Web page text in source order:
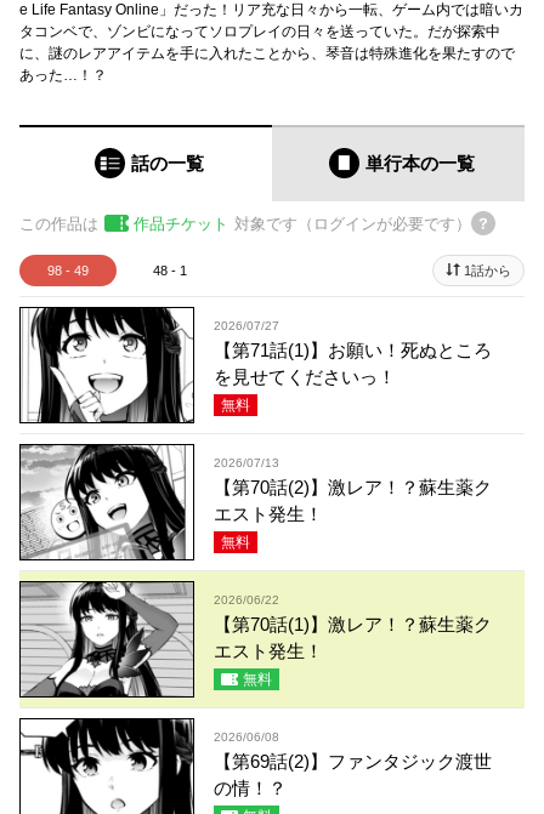
e Life Fantasy Online」だった！リア充な日々から一転、ゲーム内では暗いカ
タコンベで、ゾンビになってソロプレイの日々を送っていた。だが探索中
に、謎のレアアイテムを手に入れたことから、琴音は特殊進化を果たすので
あった…！？
話の一覧 単行本の一覧
この作品は 作品チケット 対象です（ログインが必要です）
98 - 49 48 - 1 1話から
2026/07/27
【第71話(1)】お願い！死ぬところ
を見せてくださいっ！
無料
2026/07/13
【第70話(2)】激レア！？蘇生薬ク
エスト発生！
無料
2026/06/22
【第70話(1)】激レア！？蘇生薬ク
エスト発生！
無料
2026/06/08
【第69話(2)】ファンタジック渡世
の情！？